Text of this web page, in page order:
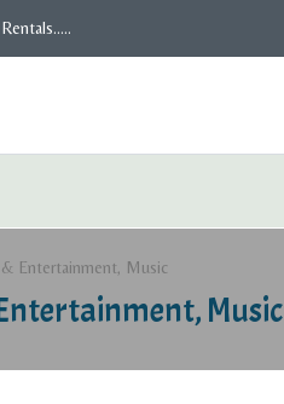
Entertainment, Music
Music